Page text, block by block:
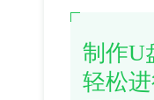
制作U
轻松